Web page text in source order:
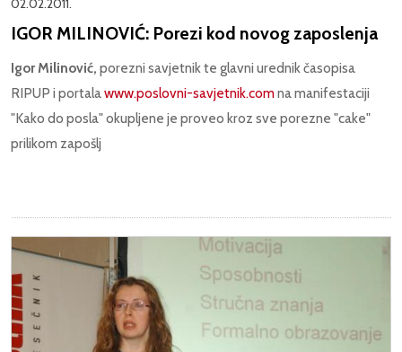
02.02.2011.
IGOR MILINOVIĆ: Porezi kod novog zaposlenja
Igor Milinović, porezni savjetnik te glavni urednik časopisa
RIPUP i portalawww.poslovni-savjetnik.comna manifestaciji
"Kako do posla" okupljene je proveo kroz sve porezne "cake"
prilikom zapošlj